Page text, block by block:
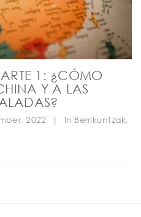
1: ¿CÓMO
Y A LAS
2022 | In Berrikuntzak,